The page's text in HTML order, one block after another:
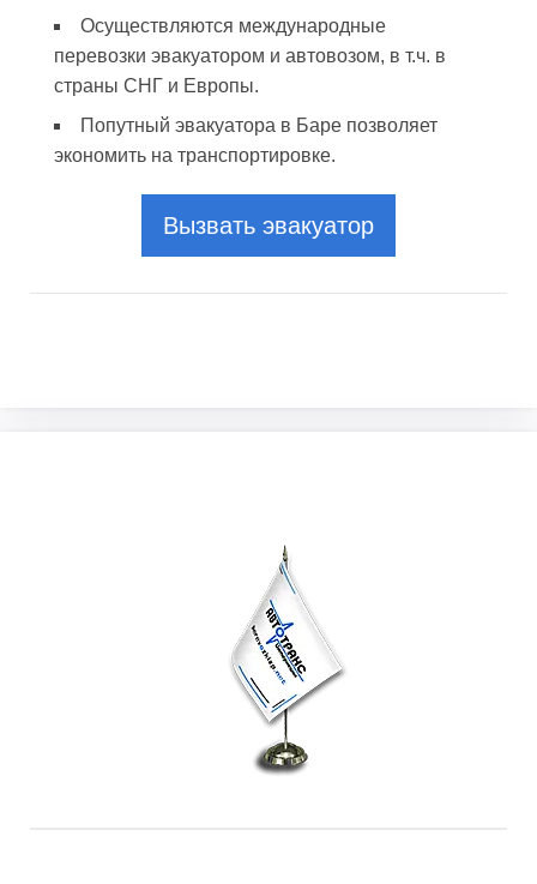
Осуществляются международные
перевозки эвакуатором и автовозом, в т.ч. в
страны СНГ и Европы.
Попутный эвакуатора в Баре позволяет
экономить на транспортировке.
Вызвать эвакуатор